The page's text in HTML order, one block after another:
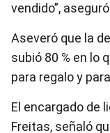
vendido”,
Aseveró que la
subió 80 % en lo
para regalo y
El encargado de
Freitas, señaló